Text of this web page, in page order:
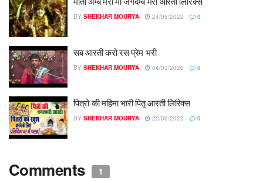
BY SHEKHAR MOURYA 24/08/2022 0
सब आरती करो रस प्रेम भरी
BY SHEKHAR MOURYA 04/03/2026 0
पित्रो की महिमा भारी पितृ आरती लिरिक्स
BY SHEKHAR MOURYA 22/06/2023 0
Comments 1